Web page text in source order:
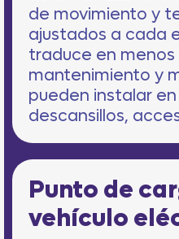
de movimiento y
ajustados a cada
traduce en
mantenimiento y
pueden instalar
descansillos,
Punto de
vehículo